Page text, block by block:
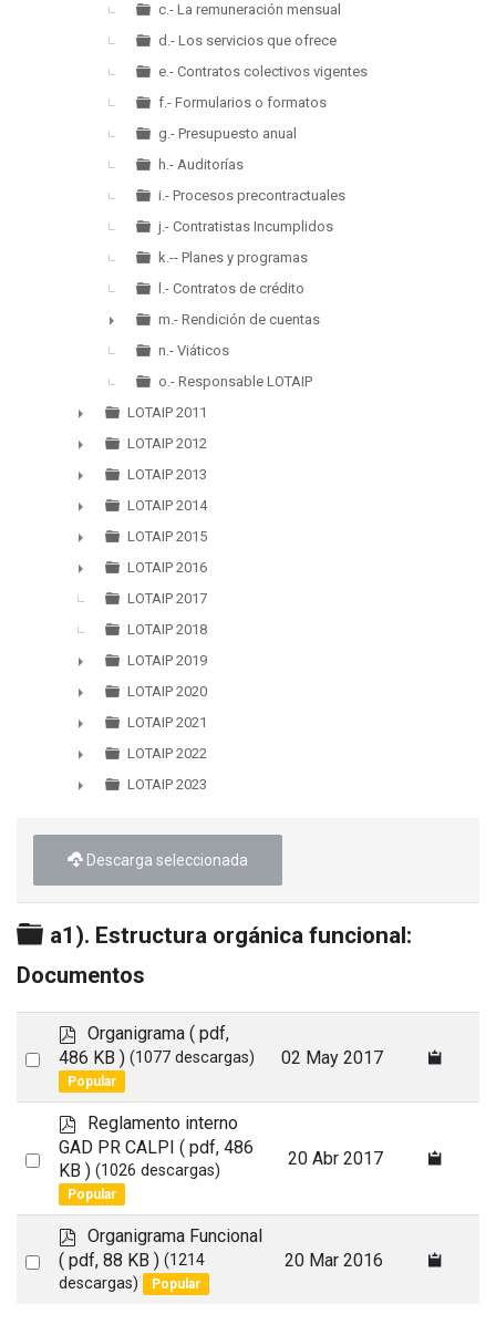
►
c.- La remuneración mensual
d.- Los servicios que ofrece
e.- Contratos colectivos vigentes
f.- Formularios o formatos
g.- Presupuesto anual
h.- Auditorías
i.- Procesos precontractuales
j.- Contratistas Incumplidos
k.-- Planes y programas
l.- Contratos de crédito
►
m.- Rendición de cuentas
n.- Viáticos
o.- Responsable LOTAIP
►
LOTAIP 2011
►
LOTAIP 2012
►
LOTAIP 2013
►
LOTAIP 2014
►
LOTAIP 2015
►
LOTAIP 2016
LOTAIP 2017
LOTAIP 2018
►
LOTAIP 2019
►
LOTAIP 2020
►
LOTAIP 2021
►
LOTAIP 2022
LOTAIP 2023
Descarga seleccionada
Carpeta
a1). Estructura orgánica funcional:
Documentos
Select
p
d
f
Organigrama ( pdf,
486 KB ) (1077 descargas)
Popular
02 May 2017
Select
item
p
d
f
Reglamento interno
GAD PR CALPI ( pdf, 486
KB ) (1026 descargas)
Popular
20 Abr 2017
Select
p
d
f
Organigrama Funcional
( pdf, 88 KB ) (1214
descargas)
Popular
20 Mar 2016